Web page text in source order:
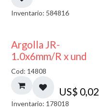
Inventario: 584816
Argolla JR-
1.0x6mm/R x und
Cod: 14808
US$ 0,02
Inventario: 178018